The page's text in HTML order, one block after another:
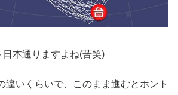
本通りますよね(苦笑)
違いくらいで、このまま進むとホント